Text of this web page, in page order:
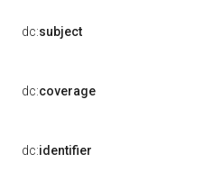
dc:subject
dc:coverage
dc:identifier